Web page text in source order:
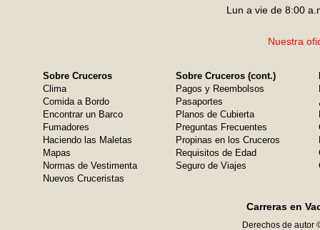
Lun a vie de 8:00
Nuestra
Sobre Cruceros
Clima
Comida a Bordo
Encontrar un Barco
Fumadores
Haciendo las Maletas
Mapas
Normas de Vestimenta
Nuevos Cruceristas
Sobre Cruceros (cont.)
Pagos y Reembolsos
Pasaportes
Planos de Cubierta
Preguntas Frecuentes
Propinas en los Cruceros
Requisitos de Edad
Seguro de Viajes
Carreras en
Derechos de autor